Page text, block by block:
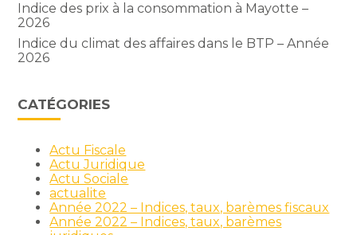
Indice des prix à la consommation à Mayotte –
2026
Indice du climat des affaires dans le BTP – Année
2026
CATÉGORIES
Actu Fiscale
Actu Juridique
Actu Sociale
actualite
Année 2022 – Indices, taux, barèmes fiscaux
Année 2022 – Indices, taux, barèmes